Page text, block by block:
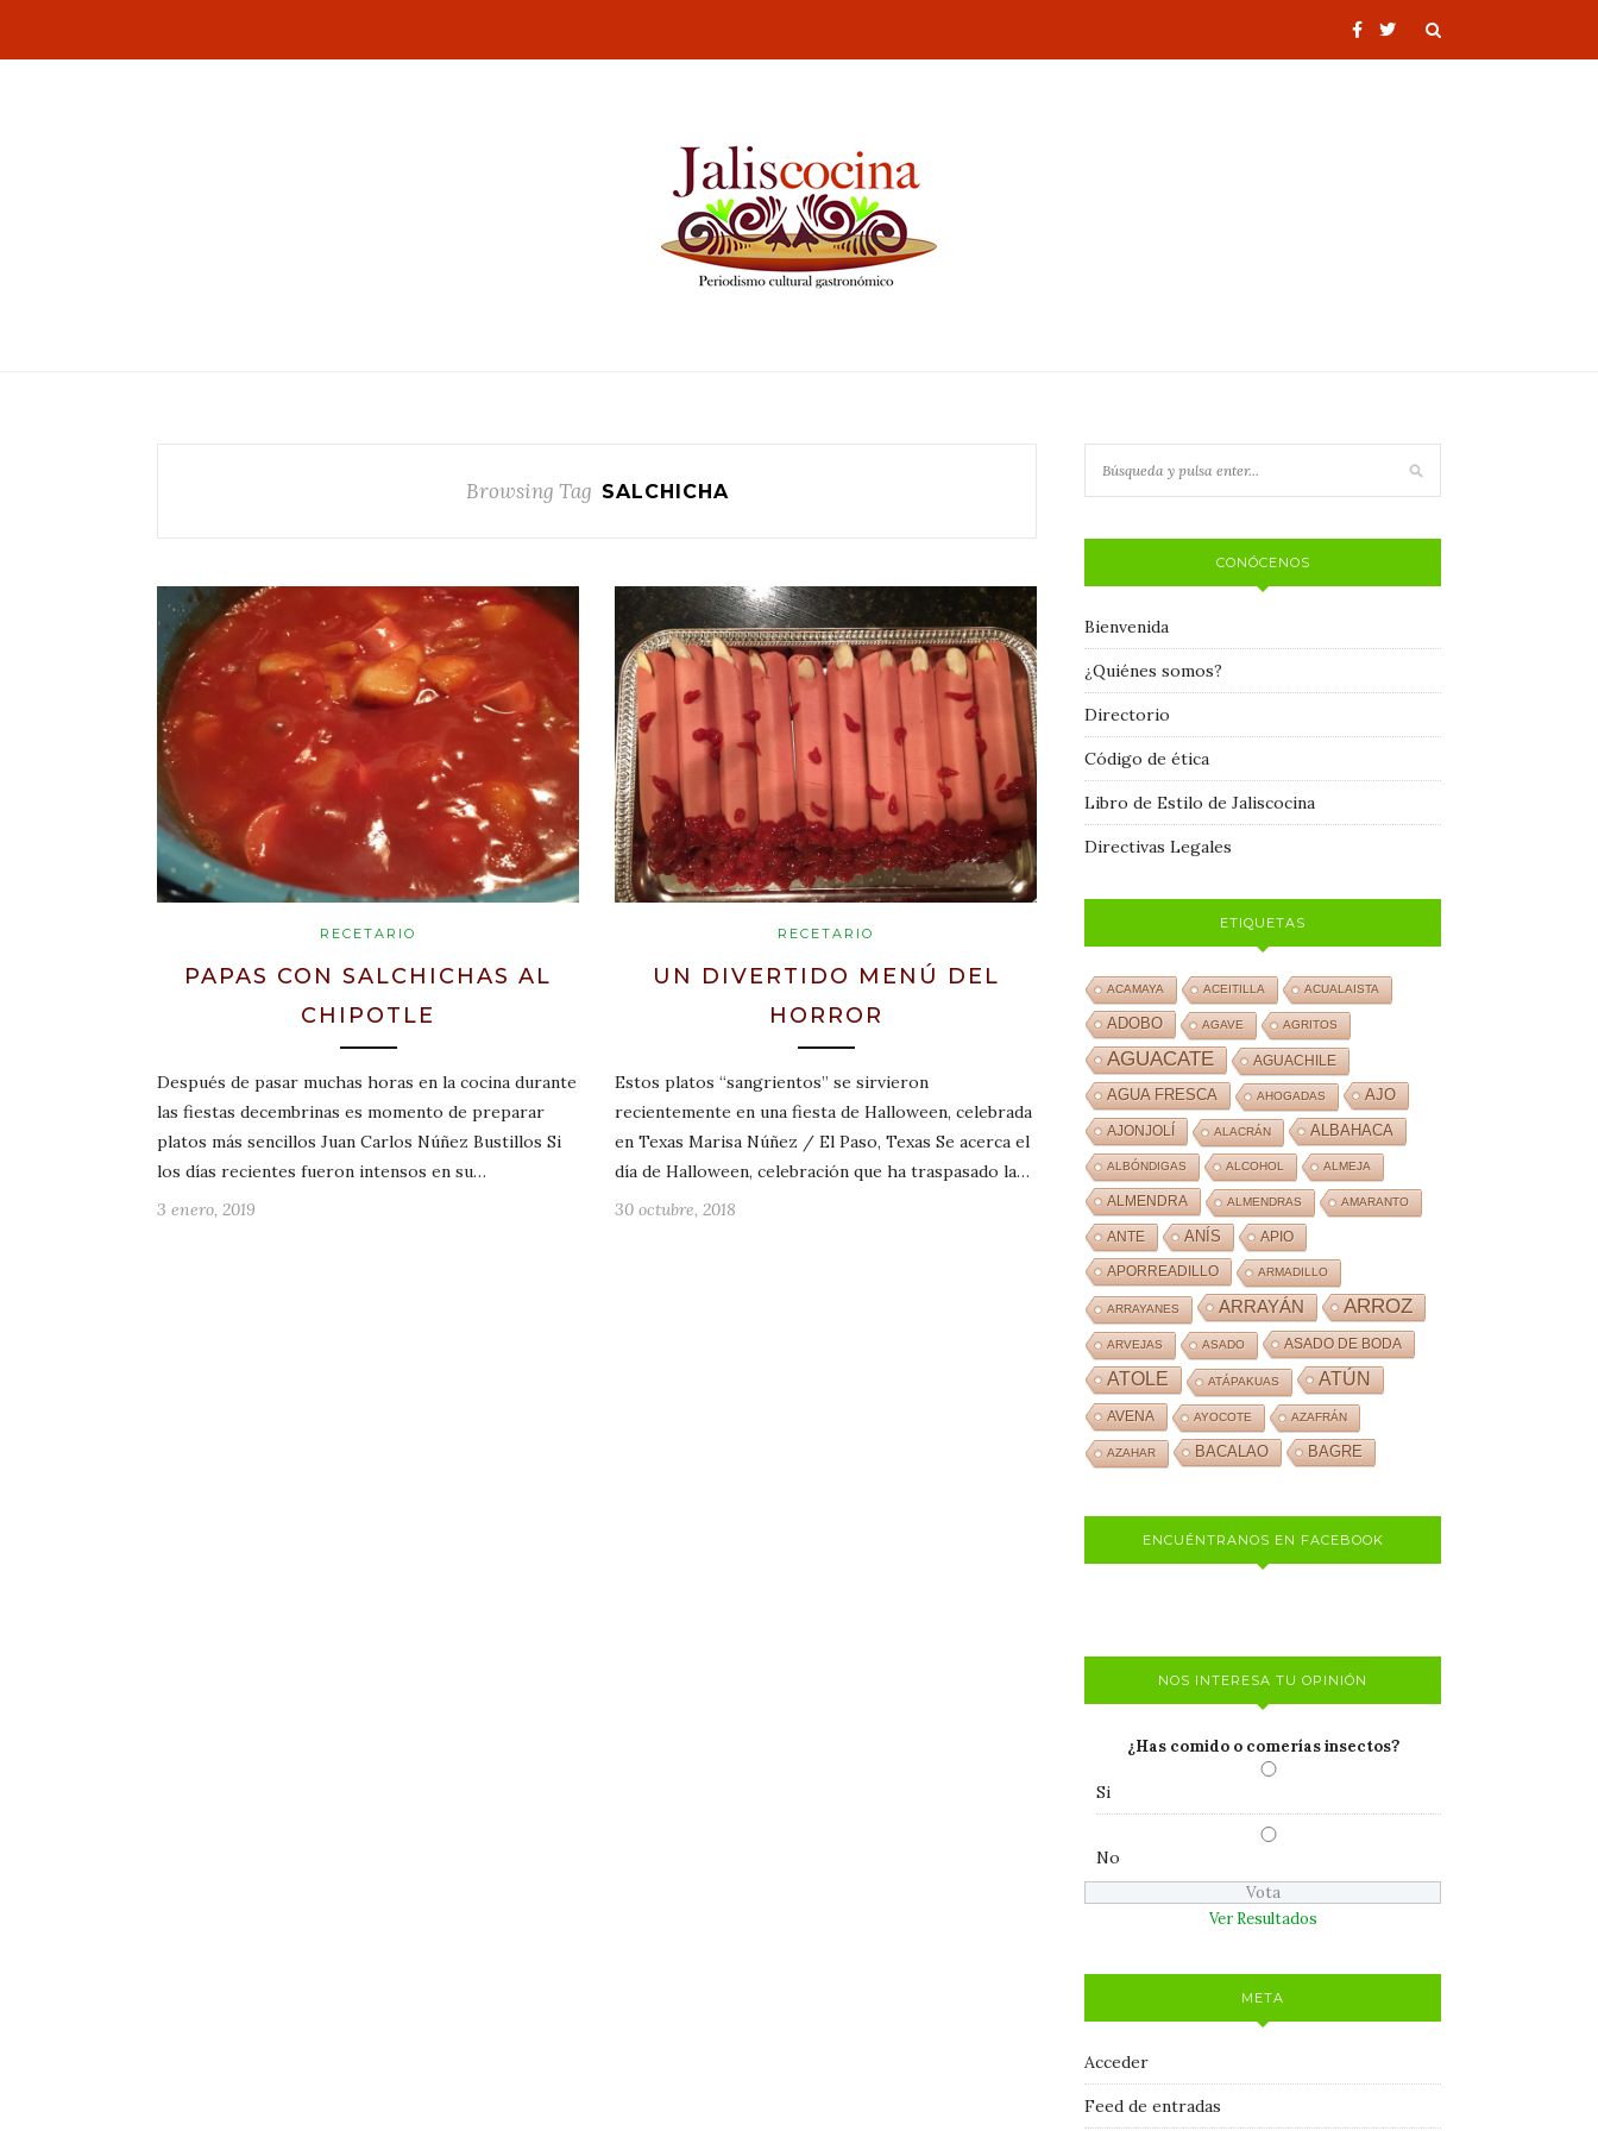
Browsing Tag SALCHICHA
RECETARIO
PAPAS CON SALCHICHAS AL
CHIPOTLE
Después de pasar muchas horas en la cocina durante
las fiestas decembrinas es momento de preparar
platos más sencillos Juan Carlos Núñez Bustillos Si
los días recientes fueron intensos en su…
3 enero, 2019
RECETARIO
UN DIVERTIDO MENÚ DEL
HORROR
Estos platos “sangrientos” se sirvieron
recientemente en una fiesta de Halloween, celebrada
en Texas Marisa Núñez / El Paso, Texas Se acerca el
día de Halloween, celebración que ha traspasado la…
30 octubre, 2018
CONÓCENOS
Bienvenida
¿Quiénes somos?
Directorio
Código de ética
Libro de Estilo de Jaliscocina
Directivas Legales
ETIQUETAS
ACAMAYA ACEITILLA ACUALAISTA
ADOBO AGAVE AGRITOS
AGUACATE AGUACHILE
AGUA FRESCA AHOGADAS AJO
AJONJOLÍ ALACRÁN ALBAHACA
ALBÓNDIGAS ALCOHOL ALMEJA
ALMENDRA ALMENDRAS AMARANTO
ANTE ANÍS APIO
APORREADILLO ARMADILLO
ARRAYANES ARRAYÁN ARROZ
ARVEJAS ASADO ASADO DE BODA
ATOLE ATÁPAKUAS ATÚN
AVENA AYOCOTE AZAFRÁN
AZAHAR BACALAO BAGRE
ENCUÉNTRANOS EN FACEBOOK
NOS INTERESA TU OPINIÓN
¿Has comido o comerías insectos?
Si
No
Ver Resultados
META
Acceder
Feed de entradas